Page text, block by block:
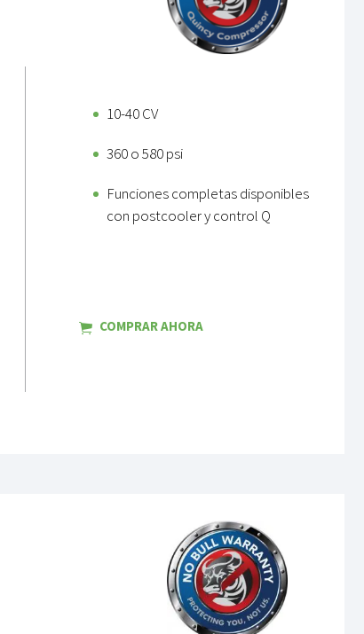
10-40 CV
360 o 580 psi
Funciones completas disponibles
con postcooler y control Q
COMPRAR AHORA